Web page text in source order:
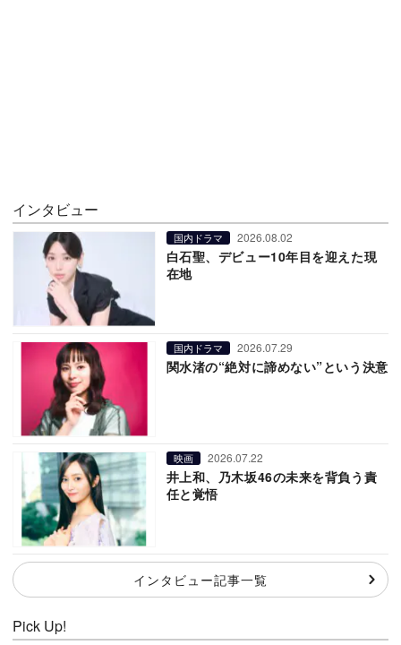
インタビュー
国内ドラマ 2026.08.02
白石聖、デビュー10年目を迎えた現
在地
国内ドラマ 2026.07.29
関水渚の“絶対に諦めない”という決意
映画 2026.07.22
井上和、乃木坂46の未来を背負う責
任と覚悟
インタビュー記事一覧
Pick Up!